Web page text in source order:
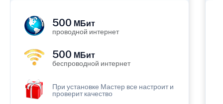
500 МБит
проводной интернет
500 МБит
беспроводной интернет
При установке Мастер все настроит и
проверит качество